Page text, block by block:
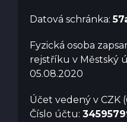
Datová schránka:
Fyzická osoba
rejstříku v Městský
05.08.2020
Účet vedený v CZK
Číslo účtu: